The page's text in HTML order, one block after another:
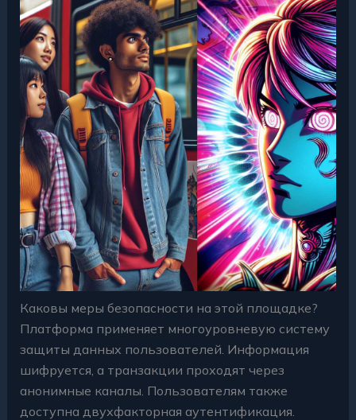
Каковы меры безопасности на этой площадке?
Платформа применяет многоуровневую систему
защиты данных пользователей. Информация
шифруется, а транзакции проходят через
анонимные каналы. Пользователям также
доступна двухфакторная аутентификация.